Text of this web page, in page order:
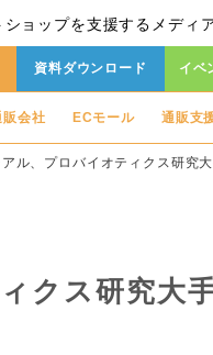
ョップを支援するメディ
資料ダウンロード イベ
販会社 ECモール 通販支
アル、プロバイオティクス研究
クス研究大